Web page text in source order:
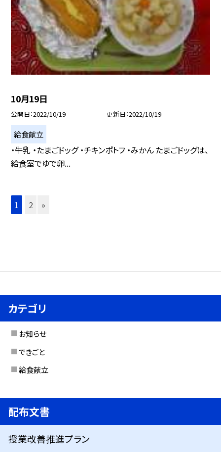
10月19日
公開日 2022/10/19 更新日 2022/10/19
給食献立
・牛乳 ・たまごドッグ ・チキンポトフ ・みかん たまごドッグは、
給食室でゆで卵...
1 2 »
カテゴリ
お知らせ
できごと
給食献立
配布文書
授業改善推進プラン